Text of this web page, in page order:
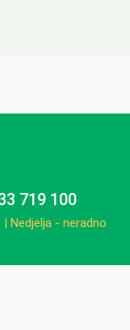
719 100
Nedjelja - neradno